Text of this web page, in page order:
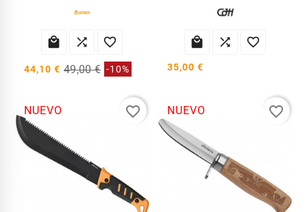
  
44,10 € 49,00 € -10%
  
35,00 €
NUEVO favorite_border NUEVO favorite_border